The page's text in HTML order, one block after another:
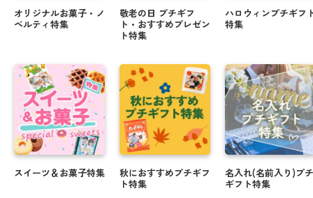
オリジナルお菓子・ノ
ベルティ特集
スイーツ＆お菓子特集
敬老の日 プチギフ
ト・おすすめプレゼン
ト特集
秋におすすめプチギフ
ト特集
ハロウィンプチギフ
特集
名入れ(名前入り)プチ
ギフト特集